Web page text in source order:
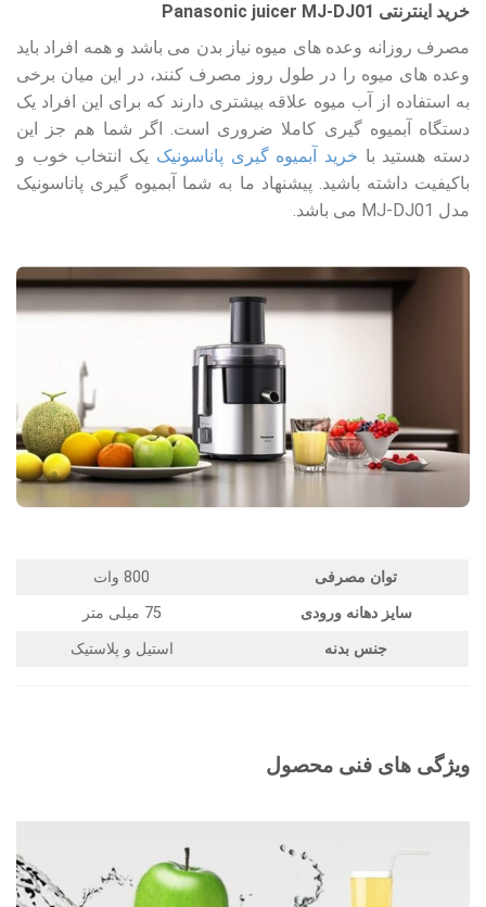
خرید اینترنتی Panasonic juicer MJ-DJ01
مصرف روزانه وعده های میوه نیاز بدن می باشد و همه افراد باید
وعده های میوه را در طول روز مصرف کنند، در این میان برخی
به استفاده از آب میوه علاقه بیشتری دارند که برای این افراد یک
دستگاه آبمیوه گیری کاملا ضروری است. اگر شما هم جز این
دسته هستید با خرید آبمیوه گیری پاناسونیک یک انتخاب خوب و
باکیفیت داشته باشید. پیشنهاد ما به شما آبمیوه گیری پاناسونیک
مدل MJ-DJ01 می باشد.
توان مصرفی
800 وات
سایز دهانه ورودی
75 میلی متر
جنس بدنه
استیل و پلاستیک
ویژگی های فنی محصول